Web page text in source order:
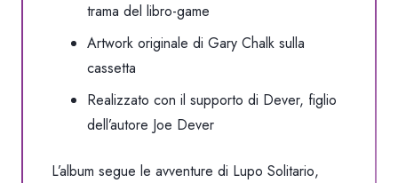
trama del libro-game
Artwork originale di Gary Chalk sulla
cassetta
Realizzato con il supporto di Dever, figlio
dell’autore Joe Dever
L’album segue le avventure di Lupo Solitario,